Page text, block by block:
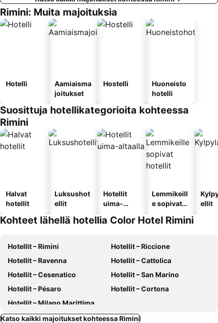
Rimini: Muita majoituksia
Hotelli
Aamiaisma
joitukset
Hostelli
Huoneisto
hotelli
Suosittuja hotellikategorioita kohteessa
Rimini
Halvat
hotellit
Luksushot
ellit
Hotellit
uima-
Lemmikeill
e sopivat
ellit
Kohteet lähellä hotellia Color Hotel Rimini
Hotellit – Rimini
Hotellit – Riccione
Hotellit – Ravenna
Hotellit – Cattolica
Hotellit – Cesenatico
Hotellit – San Marino
Hotellit – Pésaro
Hotellit – Cortona
Hotellit – Milano Marittima
Katso kaikki majoitukset kohteessa Rimini